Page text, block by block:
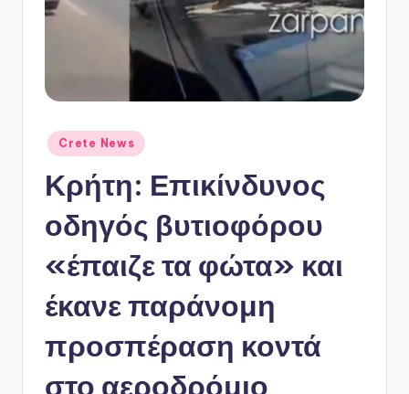
Αναρτήθηκε
σε
Crete News
Κρήτη: Επικίνδυνος
οδηγός βυτιοφόρου
«έπαιζε τα φώτα» και
έκανε παράνομη
προσπέραση κοντά
στο αεροδρόμιο